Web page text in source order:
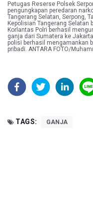
Petugas Reserse Polsek
pengungkapan peredaran
Tangerang Selatan, Serpong,
Kepolisian Tangerang Selatan
Korlantas Polri berhasil
ganja dari Sumatera ke
polisi berhasil mengamankan
pribadi. ANTARA FOTO/
TAGS: GANJA